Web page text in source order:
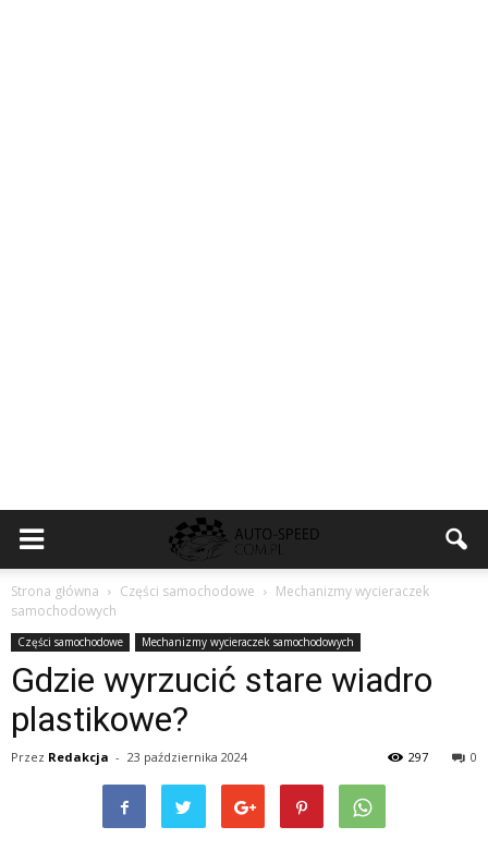
Strona główna Części samochodowe
Mechanizmy wycieraczek
samochodowych
Części samochodowe Mechanizmy wycieraczek samochodowych
Gdzie wyrzucić stare wiadro
plastikowe?
Przez Redakcja - 23 października 2024 0
297